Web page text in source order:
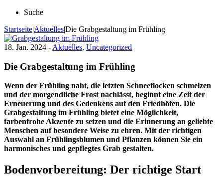
Suche
Startseite|Aktuelles|Die Grabgestaltung im Frühling
18. Jan. 2024 - Aktuelles, Uncategorized
Die Grabgestaltung im Frühling
Wenn der Frühling naht, die letzten Schneeflocken schmelzen
und der morgendliche Frost nachlässt, beginnt eine Zeit der
Erneuerung und des Gedenkens auf den Friedhöfen. Die
Grabgestaltung im Frühling bietet eine Möglichkeit,
farbenfrohe Akzente zu setzen und die Erinnerung an geliebte
Menschen auf besondere Weise zu ehren. Mit der richtigen
Auswahl an Frühlingsblumen und Pflanzen können Sie ein
harmonisches und gepflegtes Grab gestalten.
Bodenvorbereitung: Der richtige Start